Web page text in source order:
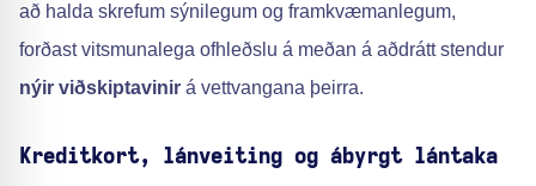
að halda skrefum sýnilegum og framkvæmanlegum,
forðast vitsmunalega ofhleðslu á meðan á aðdrátt stendur
nýir viðskiptavinir á vettvangana þeirra.
Kreditkort, lánveiting og ábyrgt lántaka